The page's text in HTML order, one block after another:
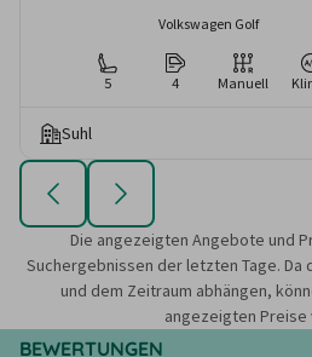
Volkswagen Golf
5 4 Manuell
Suhl
Die angezeigten Angebote und
Suchergebnissen der letzten Tage.
und dem Zeitraum abhängen,
angezeigten Preise
BEWERTUNGEN